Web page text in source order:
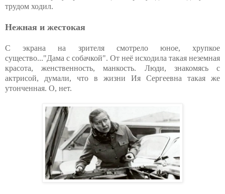
трудом ходил.
Нежная и жестокая
С экрана на зрителя смотрело юное, хрупкое
существо..."Дама с собачкой". От неё исходила такая неземная
красота, женственность, манкость. Люди, знакомясь с
актрисой, думали, что в жизни Ия Сергеевна такая же
утонченная. О, нет.